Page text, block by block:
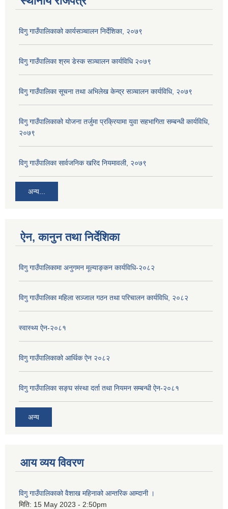
विगु गाउँपालिकाको कार्यसञ्‍चालन निर्देशिका, २०७९
विगु गाउँपालिका श्रम डेस्क सञ्चालन कार्यविधि २०७९
विगु गाउँपालिका सूचना तथा अभिलेख केन्द्र सञ्चालन कार्यविधि, २०७९
विगु गाउँपालिकाको योजना तर्जुमा प्रक्रियामा युवा सहभागिता सम्बन्धी कार्यविधि,
२०७९
विगु गाउँपालिका सार्वजनिक खरिद नियमावली, २०७९
अन्य...
ऐन, कानुन तथा निर्देशिका
विगु गाउँपालिकामा अनुगमन मूल्याङ्कन कार्यविधि-२०८२
विगु गाउँपालिका महिला सञ्जाल गठन तथा परिचालन कार्यविधि, २०८२
स्वास्थ्य ऐन-२०८१
विगु गाउँपालिकाको आर्थिक ऐन २०८२
विगु गाउँपालिका सङ्घ संस्था दर्ता तथा नियमन सम्बन्धी ऐन-२०८१
अन्य
आय व्यय विवरण
विगु गाउँपालिकाको वैशाख महिनाको आन्तरिक आम्दानी ।
मिति: 15 May 2023 - 2:50pm